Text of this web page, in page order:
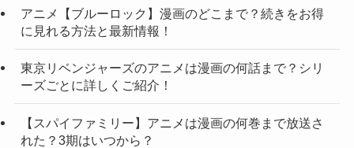
アニメ【ブルーロック】漫画のどこまで？続きをお得
に見れる方法と最新情報！
東京リベンジャーズのアニメは漫画の何話まで？シリ
ーズごとに詳しくご紹介！
【スパイファミリー】アニメは漫画の何巻まで放送さ
れた？3期はいつから？